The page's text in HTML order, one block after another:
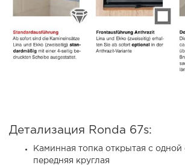
Детализация Ronda 67s:
Каминная топка открытая с одной
передняя круглая